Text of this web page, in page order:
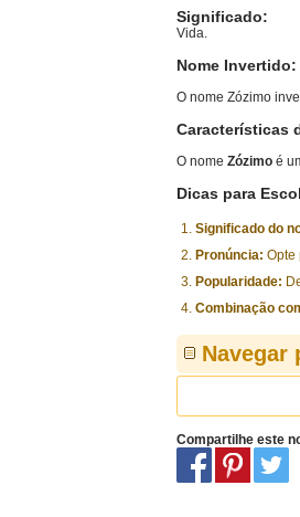
Significado:
Vida.
Nome Invertido:
O nome Zózimo
Características
O nome Zózimo é
Dicas para
Significado do
Pronúncia: Opte
Popularidade:
Combinação
Navegar
Compartilhe este